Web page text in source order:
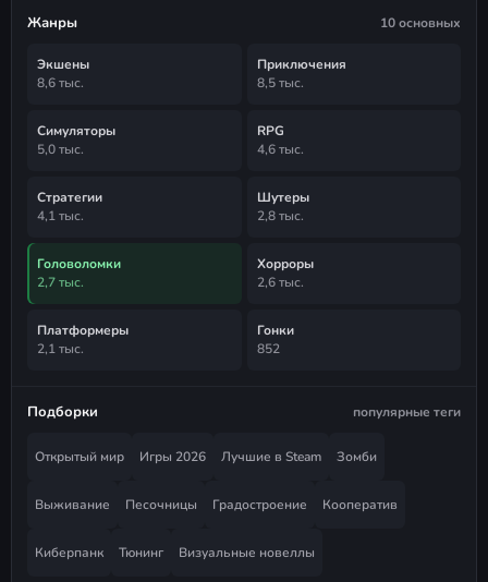
Жанры 10 основных
Экшены
8,6 тыс.
Приключения
8,5 тыс.
Симуляторы
5,0 тыс.
RPG
4,6 тыс.
Стратегии
4,1 тыс.
Шутеры
2,8 тыс.
Головоломки
2,7 тыс.
Хорроры
2,6 тыс.
Платформеры
2,1 тыс.
Гонки
852
Подборки популярные теги
Открытый мир Игры 2026 Лучшие в Steam Зомби
Выживание Песочницы Градостроение Кооператив
Киберпанк Тюнинг Визуальные новеллы